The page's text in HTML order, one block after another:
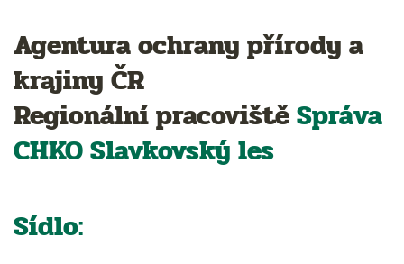
Agentura ochrany přírody a
krajiny ČR
Regionální pracovištěSpráva
CHKOSlavkovský les
Sídlo: